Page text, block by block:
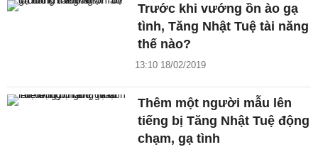
Trước khi vướng ồn ào gạ
tình, Tăng Nhật Tuệ tài năng
thế nào?
13:10 18/02/2019
Thêm một người mẫu lên
tiếng bị Tăng Nhật Tuệ động
chạm, gạ tình